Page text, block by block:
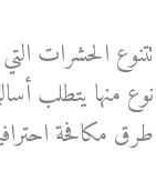
تتنوع الحشرات
نوع منها يتطلب
طرق مكافحة